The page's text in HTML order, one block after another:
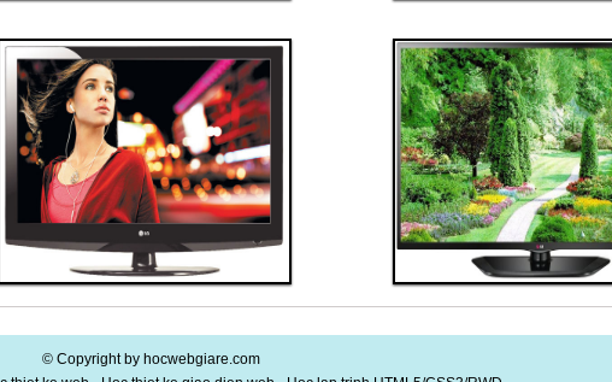
Giá: 60,000,000 VND
Xem chi tiết
Đặt hàng
Thanh toán ngay
Tivi 10
Giá: 40,000,000 VND
Xem chi tiết
Đặt hàng
Thanh toán ngay
© Copyright by hocwebgiare.com